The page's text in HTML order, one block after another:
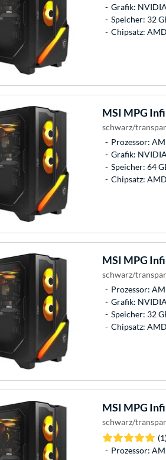
Grafik:
Speicher: 32
Chipsatz:
MSI MPG
schwarz/
Prozessor:
Grafik:
Speicher: 64
Chipsatz:
MSI MPG
schwarz/
Prozessor:
Grafik:
Speicher: 32
Chipsatz:
MSI MPG
schwarz/
Prozessor: